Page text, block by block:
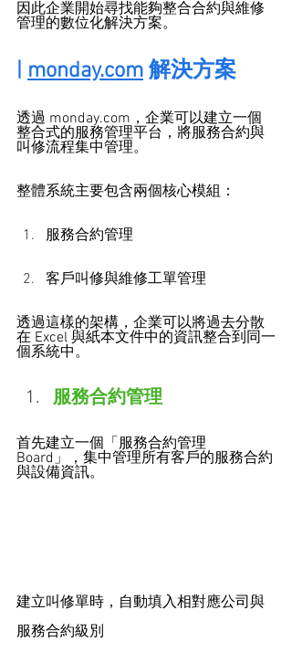
因此企業開始尋找能夠整合合約與維修
管理的數位化解決方案。
| monday.com 解決方案
透過 monday.com ，企業可以建立一個
整合式的服務管理平台，將服務合約與
叫修流程集中管理。
整體系統主要包含兩個核心模組：
服務合約管理
客戶叫修與維修工單管理
透過這樣的架構，企業可以將過去分散
在 Excel 與紙本文件中的資訊整合到同一
個系統中。
服務合約管理
首先建立一個「服務合約管理
Board」，集中管理所有客戶的服務合約
與設備資訊。
建立叫修單時，自動填入相對應公司與
服務合約級別